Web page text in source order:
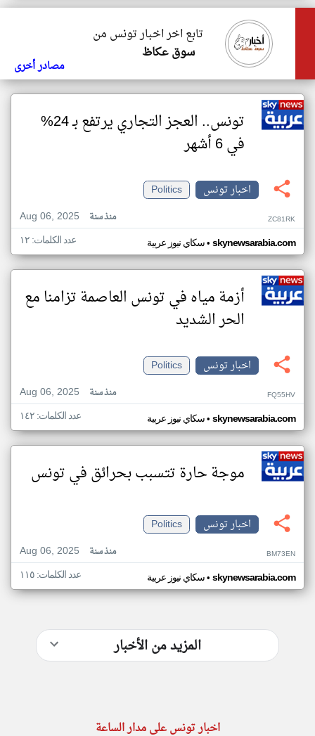
تابع اخر اخبار تونس من
سوق عكاظ
مصادر أخرى
تونس.. العجز التجاري يرتفع بـ 24%
في 6 أشهر
اخبار تونس
Politics
Aug 06, 2025
منذ سنة ZC81RK
سكاي نيوز عربية• skynewsarabia.com عدد الكلمات: ١٢
أزمة مياه في تونس العاصمة تزامنا مع
الحر الشديد
اخبار تونس
Politics
Aug 06, 2025
منذ سنة FQ55HV
سكاي نيوز عربية• skynewsarabia.com عدد الكلمات: ١٤٢
موجة حارة تتسبب بحرائق في تونس
اخبار تونس
Politics
Aug 06, 2025
منذ سنة BM73EN
سكاي نيوز عربية• skynewsarabia.com عدد الكلمات: ١١٥
المزيد من الأخبار
اخبار تونس على مدار الساعة